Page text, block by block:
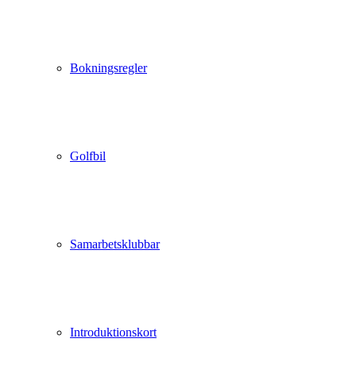
Bokningsregler
Golfbil
Samarbetsklubbar
Introduktionskort